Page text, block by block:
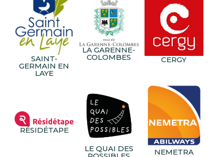
SAINT-
GERMAIN EN
LAYE
LA GARENNE-
COLOMBES CERGY
RÉSIDÉTAPE
LE QUAI DES
NEMETRA